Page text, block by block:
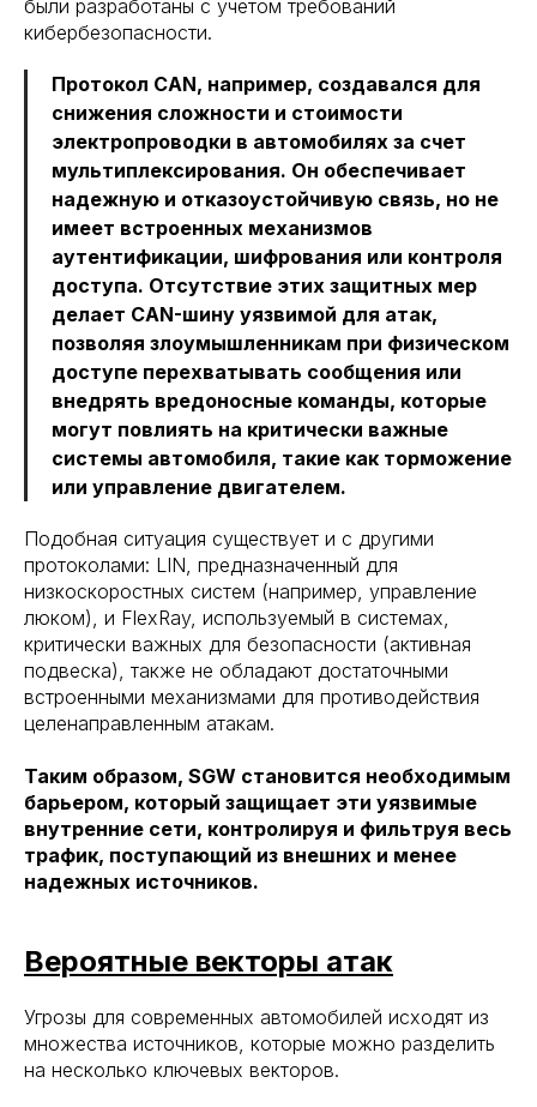
были разработаны с учетом требований
кибербезопасности.
Протокол CAN, например, создавался для
снижения сложности и стоимости
электропроводки в автомобилях за счет
мультиплексирования. Он обеспечивает
надежную и отказоустойчивую связь, но не
имеет встроенных механизмов
аутентификации, шифрования или контроля
доступа. Отсутствие этих защитных мер
делает CAN-шину уязвимой для атак,
позволяя злоумышленникам при физическом
доступе перехватывать сообщения или
внедрять вредоносные команды, которые
могут повлиять на критически важные
системы автомобиля, такие как торможение
или управление двигателем.
Подобная ситуация существует и с другими
протоколами: LIN, предназначенный для
низкоскоростных систем (например, управление
люком), и FlexRay, используемый в системах,
критически важных для безопасности (активная
подвеска), также не обладают достаточными
встроенными механизмами для противодействия
целенаправленным атакам.
Таким образом, SGW становится необходимым
барьером, который защищает эти уязвимые
внутренние сети, контролируя и фильтруя весь
трафик, поступающий из внешних и менее
надежных источников.
Вероятные векторы атак
Угрозы для современных автомобилей исходят из
множества источников, которые можно разделить
на несколько ключевых векторов.